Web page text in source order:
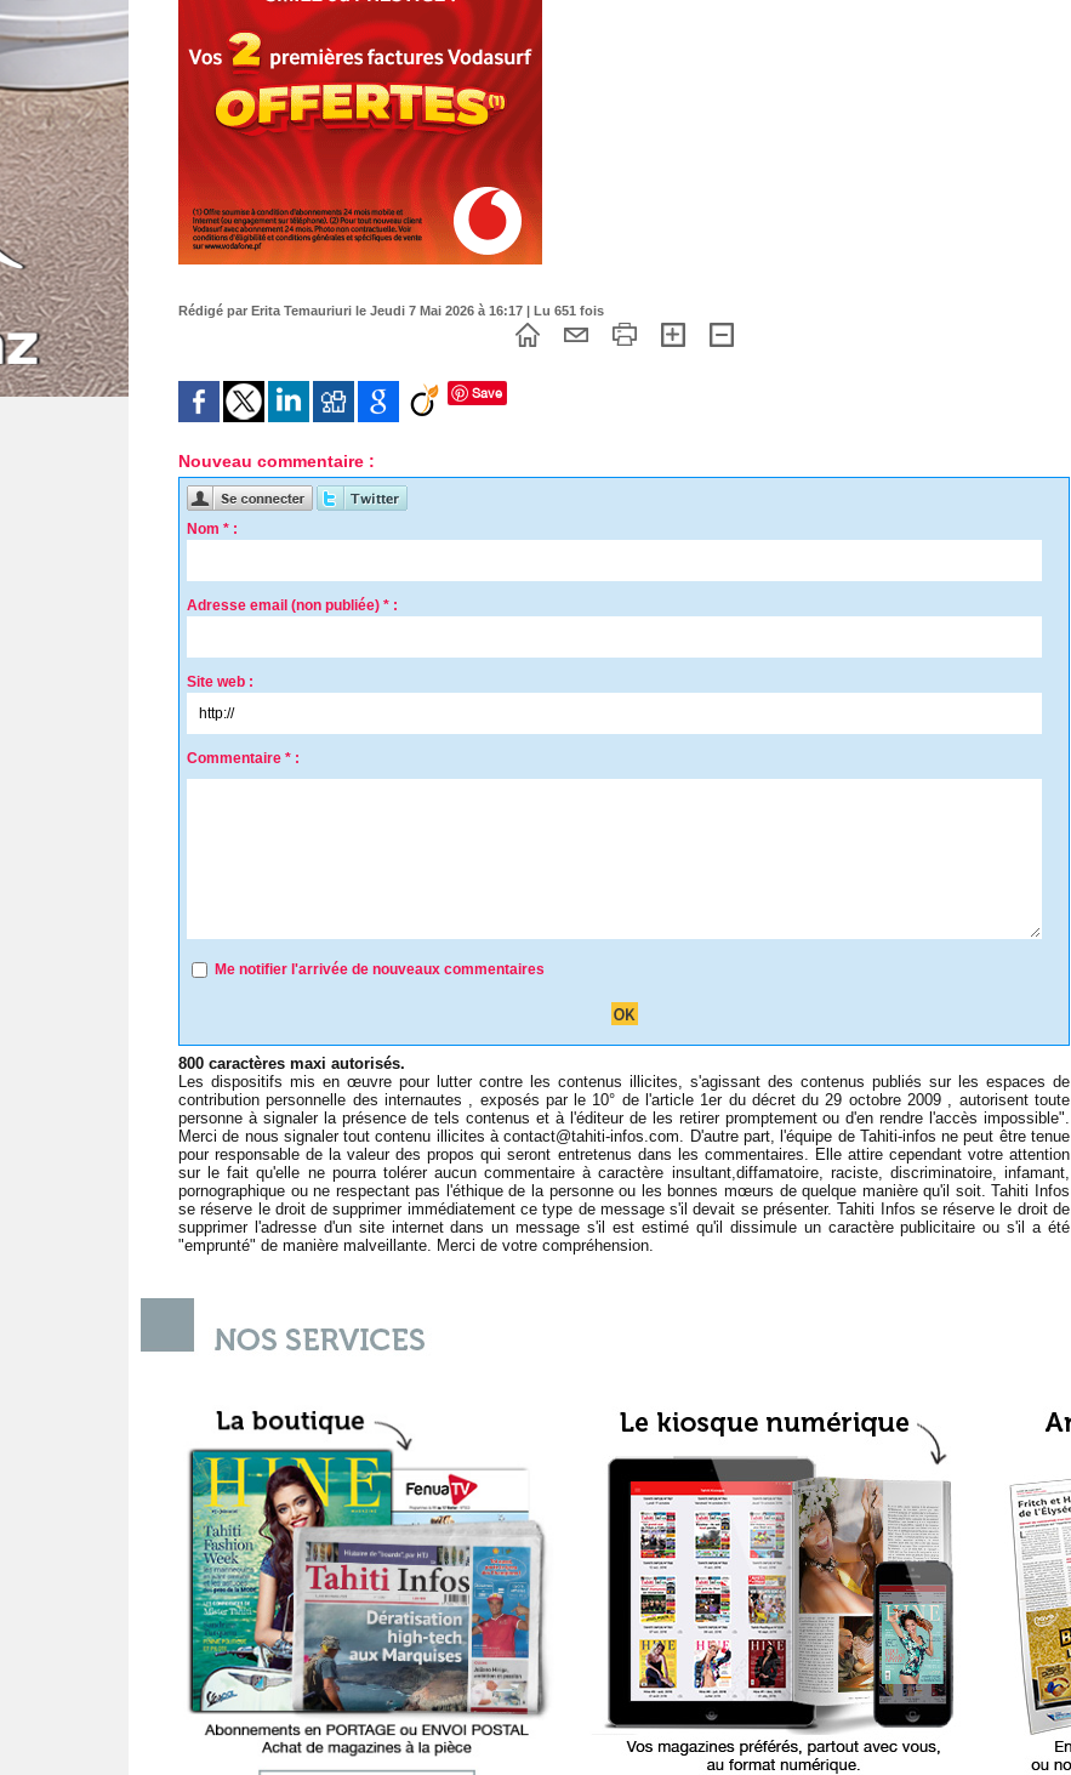
Rédigé par Erita Temauriuri le Jeudi 7 Mai 2026 à 16:17 | Lu 651 fois
Save
Nouveau commentaire :
Nom * :
Adresse email (non publiée) * :
Site web :
Commentaire * :
Me notifier l'arrivée de nouveaux commentaires
800 caractères maxi autorisés.
Les dispositifs mis en œuvre pour lutter contre les contenus illicites, s'agissant des contenus publiés sur les espaces de
contribution personnelle des internautes , exposés par le 10° de l'article 1er du décret du 29 octobre 2009 , autorisent toute
personne à signaler la présence de tels contenus et à l'éditeur de les retirer promptement ou d'en rendre l'accès impossible".
Merci de nous signaler tout contenu illicites àcontact@tahiti-infos.com . D'autre part, l'équipe de Tahiti-infos ne peut être tenue
pour responsable de la valeur des propos qui seront entretenus dans les commentaires. Elle attire cependant votre attention
sur le fait qu'elle ne pourra tolérer aucun commentaire à caractère insultant,diffamatoire, raciste, discriminatoire, infamant,
pornographique ou ne respectant pas l'éthique de la personne ou les bonnes mœurs de quelque manière qu'il soit. Tahiti Infos
se réserve le droit de supprimer immédiatement ce type de message s'il devait se présenter. Tahiti Infos se réserve le droit de
supprimer l'adresse d'un site internet dans un message s'il est estimé qu'il dissimule un caractère publicitaire ou s'il a été
"emprunté" de manière malveillante. Merci de votre compréhension.